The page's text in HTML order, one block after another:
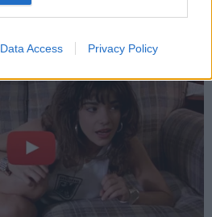
Data Access Privacy Policy